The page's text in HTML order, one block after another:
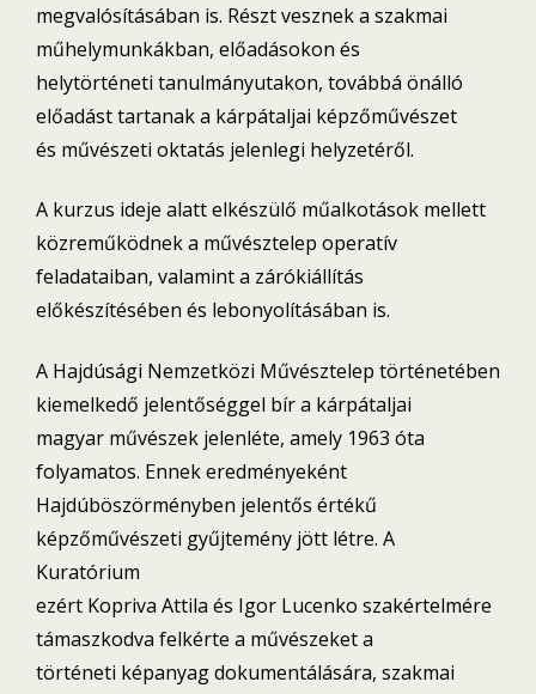
megvalósításában is. Részt vesznek a szakmai
műhelymunkákban, előadásokon és
helytörténeti tanulmányutakon, továbbá önálló
előadást tartanak a kárpátaljai képzőművészet
és művészeti oktatás jelenlegi helyzetéről.
A kurzus ideje alatt elkészülő műalkotások mellett
közreműködnek a művésztelep operatív
feladataiban, valamint a zárókiállítás
előkészítésében és lebonyolításában is.
A Hajdúsági Nemzetközi Művésztelep történetében
kiemelkedő jelentőséggel bír a kárpátaljai
magyar művészek jelenléte, amely 1963 óta
folyamatos. Ennek eredményeként
Hajdúböszörményben jelentős értékű
képzőművészeti gyűjtemény jött létre. A
Kuratórium
ezért Kopriva Attila és Igor Lucenko szakértelmére
támaszkodva felkérte a művészeket a
történeti képanyag dokumentálására, szakmai